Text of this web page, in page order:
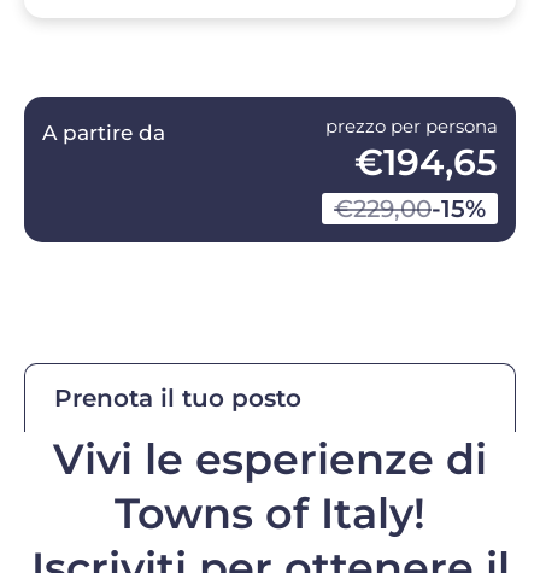
A partire da prezzo per persona
€194,65
€229,00-15%
Prenota il tuo posto
Vivi le esperienze di
Towns of Italy!